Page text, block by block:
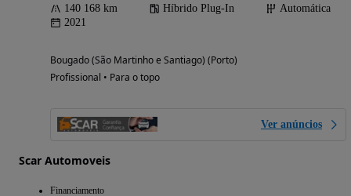
140 168 km Híbrido Plug-In
Automática
2021
Bougado (São Martinho e Santiago) (Porto)
Profissional • Para o topo
Ver anúncios
Scar Automoveis
Financiamento